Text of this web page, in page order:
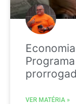
VER MATÉRIA »